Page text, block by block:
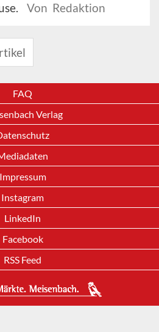
Von Redaktion
FAQ
Verlag
Impressum
Instagram
LinkedIn
Facebook
RSS Feed